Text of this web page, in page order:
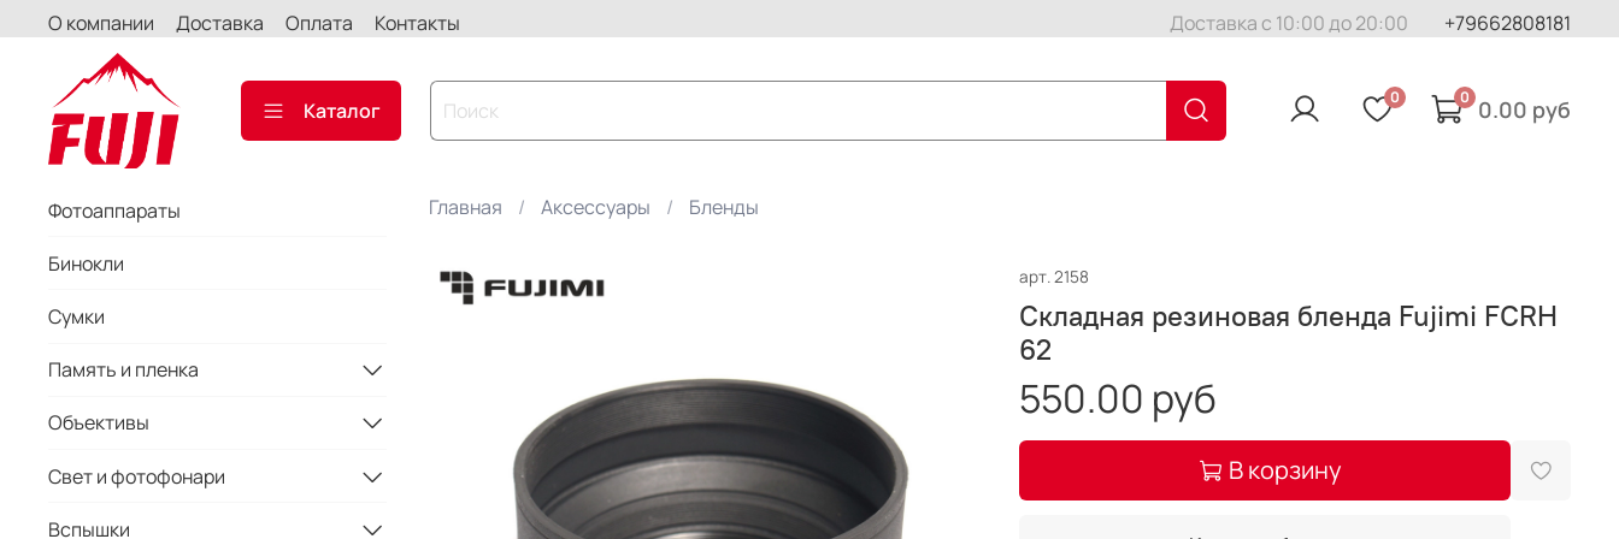
О компании Доставка Оплата Контакты Доставка с 10:00 до 20:00 +79662808181
Каталог
0 0 0.00 руб
Главная Аксессуары Бленды
арт.2158
Складная резиновая бленда Fujimi FCRH
62
550.00 руб
В корзину
Фотоаппараты
Бинокли
Сумки
Память и пленка
Объективы
Свет и фотофонари
Вспышки